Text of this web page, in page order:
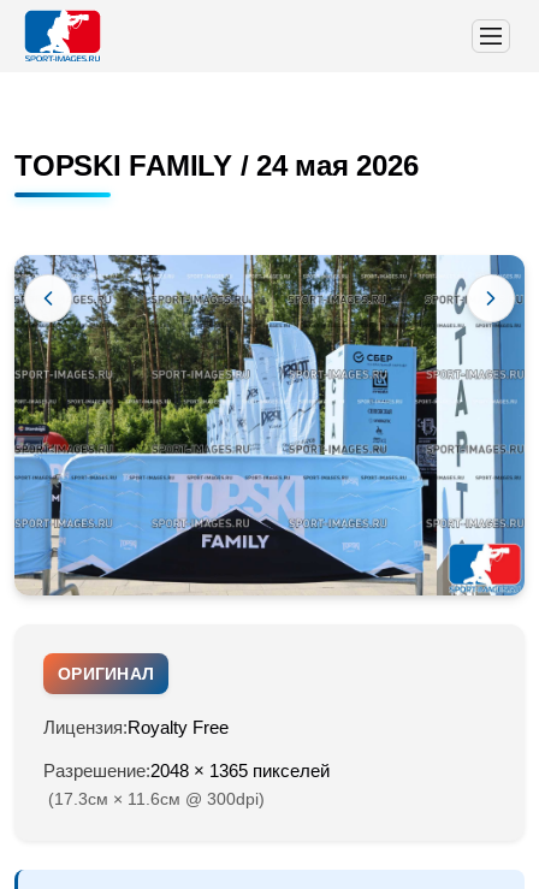
TOPSKI FAMILY / 24 мая 2026
ОРИГИНАЛ
Лицензия:Royalty Free
Разрешение:2048 × 1365 пикселей
(17.3см × 11.6см @ 300dpi)